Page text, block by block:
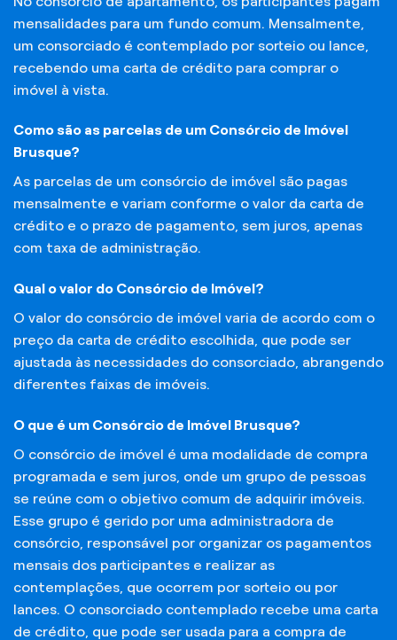
mensalidades para um fundo comum. Mensalmente,
um consorciado é contemplado por sorteio ou lance,
recebendo uma carta de crédito para comprar o
imóvel à vista.
Como são as parcelas de um Consórcio de Imóvel
Brusque?
As parcelas de um consórcio de imóvel são pagas
mensalmente e variam conforme o valor da carta de
crédito e o prazo de pagamento, sem juros, apenas
com taxa de administração.
Qual o valor do Consórcio de Imóvel?
O valor do consórcio de imóvel varia de acordo com o
preço da carta de crédito escolhida, que pode ser
ajustada às necessidades do consorciado, abrangendo
diferentes faixas de imóveis.
O que é um Consórcio de Imóvel Brusque?
O consórcio de imóvel é uma modalidade de compra
programada e sem juros, onde um grupo de pessoas
se reúne com o objetivo comum de adquirir imóveis.
Esse grupo é gerido por uma administradora de
consórcio, responsável por organizar os pagamentos
mensais dos participantes e realizar as
contemplações, que ocorrem por sorteio ou por
lances. O consorciado contemplado recebe uma carta
de crédito, que pode ser usada para a compra de